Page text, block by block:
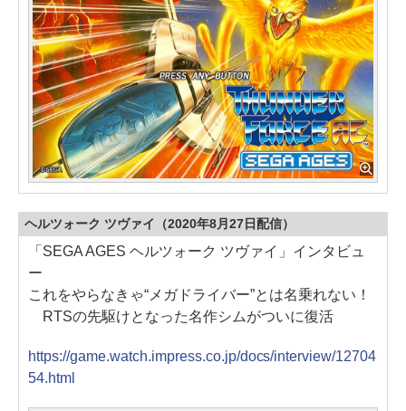
ヘルツォーク ツヴァイ（2020年8月27日配信）
「SEGA AGES ヘルツォーク ツヴァイ」インタビュ
ー
これをやらなきゃ“メガドライバー”とは名乗れない！
RTSの先駆けとなった名作シムがついに復活
https://game.watch.impress.co.jp/docs/interview/12704
54.html